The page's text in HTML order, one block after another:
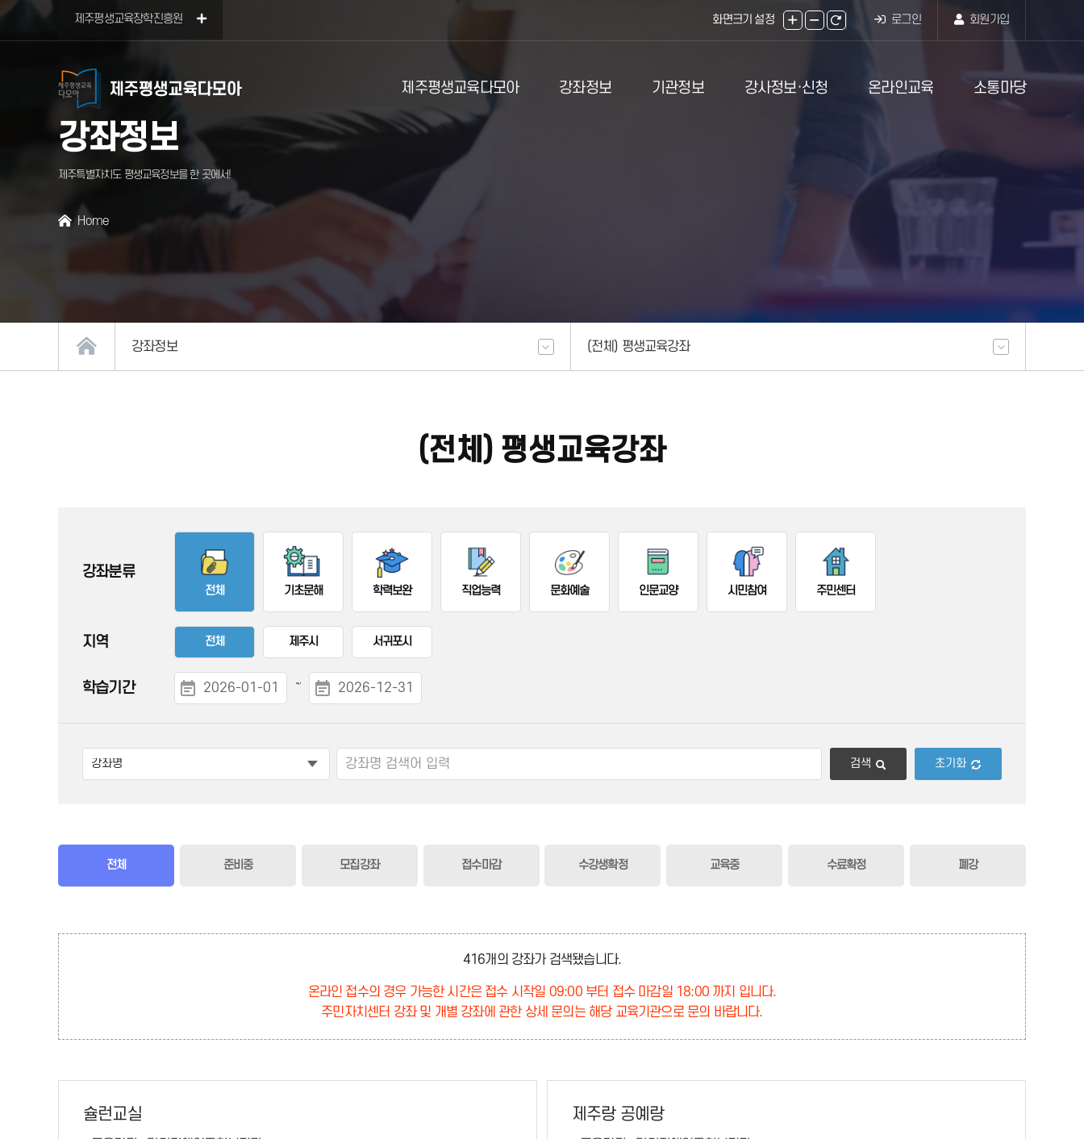
본문 바로가기
제주평생교육장학진흥원
화면크기 설정 로그인 회원가입
주메
제주평생교육다모아 강좌정보 기관정보 강사정보·신청 온라인교육 소통마당
서브페이지
강좌정보
제주특별자치도 평생교육정보를 한 곳에서!
Home
강좌정보 (전체) 평생교육강좌
(전체) 평생교육강좌
강좌분류
전체 기초문해 학력보완 직업능력 문화예술 인문교양 시민참여 주민센터
지역 전체 제주시 서귀포시
학습기간 ~
검색 초기화
전체 준비중 모집강좌 접수마감 수강생확정 교육중 수료확정 폐강
416개의 강좌가 검색됐습니다.
온라인 접수의 경우 가능한 시간은 접수 시작일 09:00 부터 접수 마감일 18:00 까지 입니다.
주민자치센터 강좌 및 개별 강좌에 관한 상세 문의는 해당 교육기관으로 문의 바랍니다.
슐런교실 제주랑 공예랑